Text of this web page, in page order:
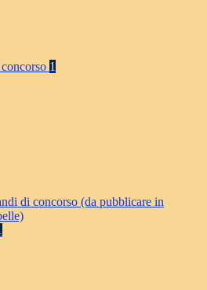
1
di concorso (da pubblicare in